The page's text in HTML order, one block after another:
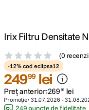
trepied telefon
4. peak design
5. canon sx740 hs
Irix Filtru Densitate
(0
-12% cod eclipsa12
24999 lei
Preț anterior:269 99 lei
Promoție: 31.07.2026 -
249 puncte de fidelitate